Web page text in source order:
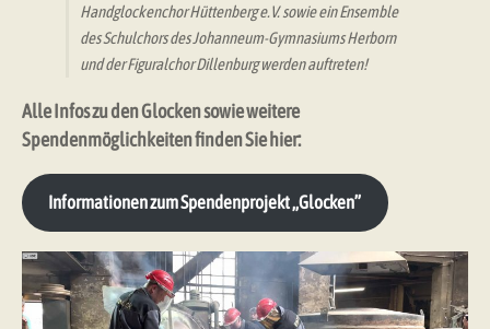
Handglockenchor Hüttenberg e.V. sowie ein Ensemble
des Schulchors des Johanneum-Gymnasiums Herborn
und der Figuralchor Dillenburg werden auftreten!
Alle Infos zu den Glocken sowie weitere
Spendenmöglichkeiten finden Sie hier:
Informationen zum Spendenprojekt „Glocken”